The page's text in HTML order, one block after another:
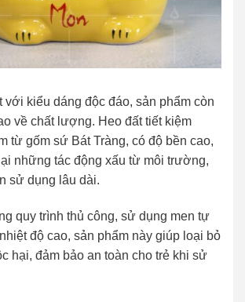
với kiểu dáng độc đáo, sản phẩm còn
về chất lượng. Heo đất tiết kiệm
từ gốm sứ Bát Tràng, có độ bền cao,
những tác động xấu từ môi trường,
sử dụng lâu dài.
quy trình thủ công, sử dụng men tự
độ cao, sản phẩm này giúp loại bỏ
hại, đảm bảo an toàn cho trẻ khi sử